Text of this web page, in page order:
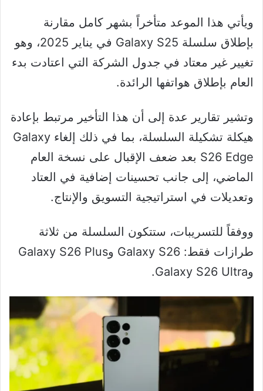
ويأتي هذا الموعد متأخراً بشهر كامل مقارنة
بإطلاق سلسلة Galaxy S25 في يناير 2025، وهو
تغيير غير معتاد في جدول الشركة التي اعتادت بدء
العام بإطلاق هواتفها الرائدة.
وتشير تقارير عدة إلى أن هذا التأخير مرتبط بإعادة
هيكلة تشكيلة السلسلة، بما في ذلك إلغاء Galaxy
S26 Edge بعد ضعف الإقبال على نسخة العام
الماضي، إلى جانب تحسينات إضافية في العتاد
وتعديلات في استراتيجية التسويق والإنتاج.
ووفقاً للتسريبات، ستتكون السلسلة من ثلاثة
طرازات فقط: Galaxy S26 وGalaxy S26 Plus
وGalaxy S26 Ultra.